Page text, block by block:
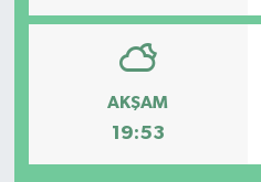
AKŞAM
19:53